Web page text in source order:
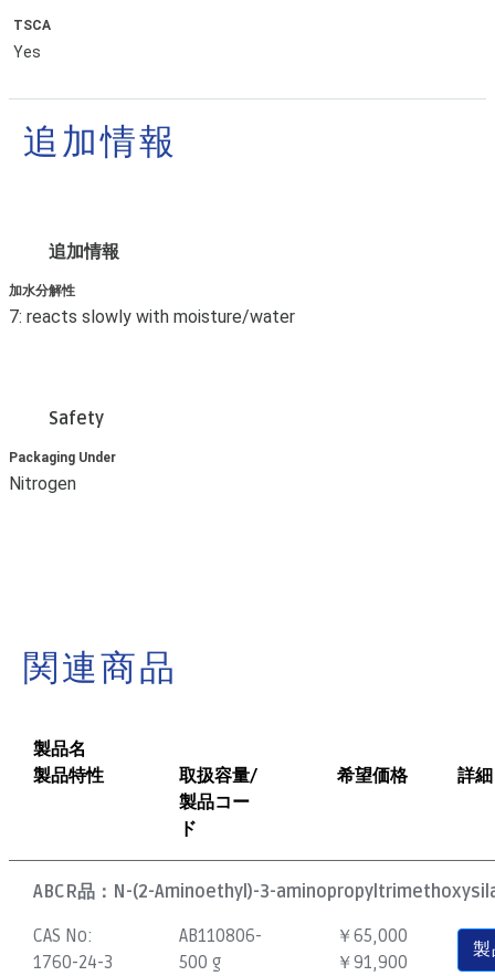
TSCA
Yes
追加情報
追加情報
加水分解性
7: reacts slowly with moisture/water
Safety
Packaging Under
Nitrogen
関連商品
製品名
製品特性
取扱容量/
製品コー
ド
希望価格 詳細
ABCR品： N-(2-Aminoethyl)-3-
CAS No:
1760-24-3
AB110806-
500 g
￥65,000
￥91,900